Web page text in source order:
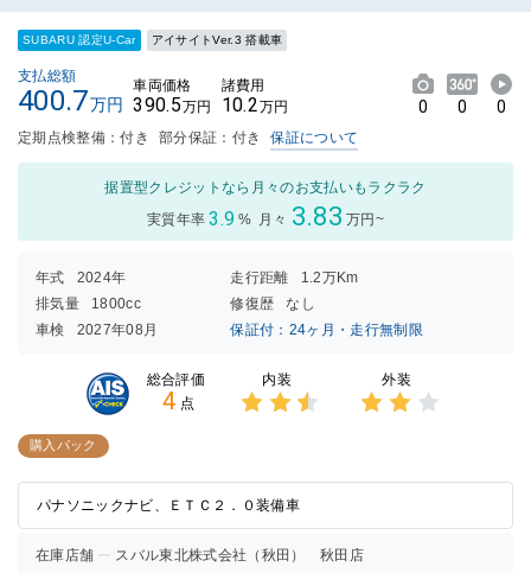
SUBARU 認定U-Car アイサイトVer.3 搭載車
支払総額
400.7万円
車両価格
390.5万円
諸費用
10.2万円 0 0 0
定期点検整備：付き 部分保証：付き 保証について
据置型クレジットなら月々のお支払いもラクラク
実質年率 3.9 % 月々 3.83 万円~
年式 2024年 走行距離
1.2万Km
排気量
1800cc 修復歴
なし
車検
2027年08月 保証付：24ヶ月・走行無制限
総合評価
4 点
内装 外装
購入パック
パナソニックナビ、ＥＴＣ２．０装備車
在庫店舗 スバル東北株式会社（秋田） 秋田店